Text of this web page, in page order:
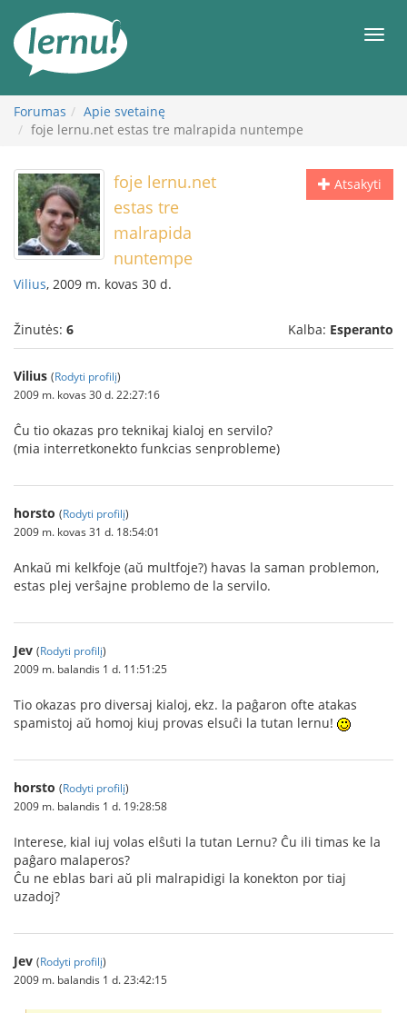
turinį
Forumas
Apie svetainę
foje lernu.net estas tre malrapida nuntempe
Atsakyti
foje lernu.net
estas tre
malrapida
nuntempe
Vilius, 2009 m. kovas 30 d.
Žinutės: 6 Kalba: Esperanto
Vilius (Rodyti profilį)
2009 m. kovas 30 d. 22:27:16
Ĉu tio okazas pro teknikaj kialoj en servilo?
(mia interretkonekto funkcias senprobleme)
horsto (Rodyti profilį)
2009 m. kovas 31 d. 18:54:01
Ankaŭ mi kelkfoje (aŭ multfoje?) havas la saman problemon,
estas plej verŝajne problemo de la servilo.
Jev (Rodyti profilį)
2009 m. balandis 1 d. 11:51:25
Tio okazas pro diversaj kialoj, ekz. la paĝaron ofte atakas
spamistoj aŭ homoj kiuj provas elsuĉi la tutan lernu!
horsto (Rodyti profilį)
2009 m. balandis 1 d. 19:28:58
Interese, kial iuj volas elŝuti la tutan Lernu? Ĉu ili timas ke la
paĝaro malaperos?
Ĉu ne eblas bari aŭ pli malrapidigi la konekton por tiaj
uzadoj?
Jev (Rodyti profilį)
2009 m. balandis 1 d. 23:42:15